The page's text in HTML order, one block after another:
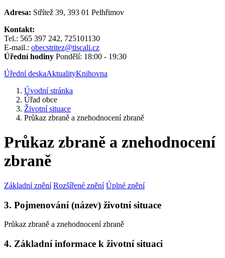
Adresa: Střítež 39, 393 01 Pelhřimov
Kontakt:
Tel.: 565 397 242, 725101130
E-mail.: obecstritez@tiscali.cz
Úřední hodiny Pondělí: 18:00 - 19:30
Úřední deskaAktualityKnihovna
Úvodní stránka
Úřad obce
Životní situace
Průkaz zbraně a znehodnocení zbraně
Průkaz zbraně a znehodnocení
zbraně
Základní znění Rozšířené znění Úplné znění
3. Pojmenování (název) životní situace
Průkaz zbraně a znehodnocení zbraně
4. Základní informace k životní situaci